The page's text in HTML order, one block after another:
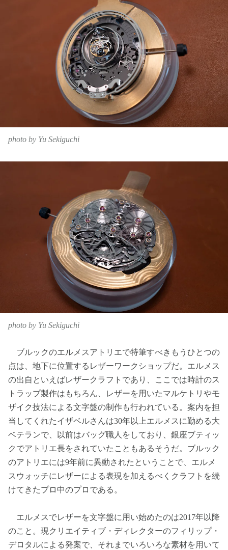
photo by Yu Sekiguchi
photo by Yu Sekiguchi
ブルックのエルメスアトリエで特筆すべきもうひとつの
点は、地下に位置するレザーワークショップだ。エルメス
の出自といえばレザークラフトであり、ここでは時計のス
トラップ製作はもちろん、レザーを用いたマルケトリやモ
ザイク技法による文字盤の制作も行われている。案内を担
当してくれたイザベルさんは30年以上エルメスに勤める大
ベテランで、以前はバッグ職人をしており、銀座ブティッ
クでアトリエ長をされていたこともあるそうだ。ブルック
のアトリエには9年前に異動されたということで、エルメ
スウォッチにレザーによる表現を加えるべくクラフトを続
けてきたプロ中のプロである。
エルメスでレザーを文字盤に用い始めたのは2017年以降
のこと。現クリエイティブ・ディレクターのフィリップ・
デロタルによる発案で、それまでいろいろな素材を用いて